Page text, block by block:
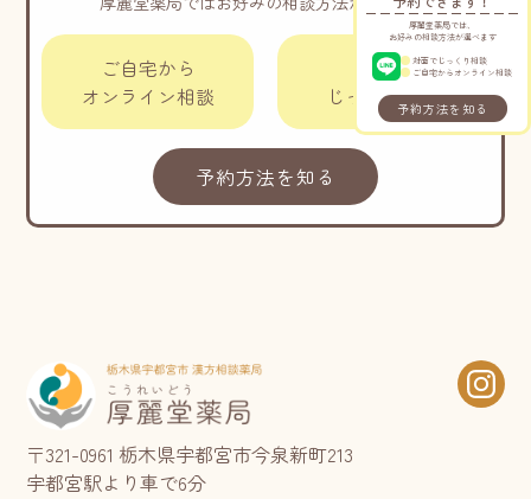
厚麗堂薬局では、
お好みの相談方法が選べます
対面でじっくり相談
ご自宅からオンライン相談
予約方法を知る
ご自宅から
オンライン相談
対面で
じっくり相談
予約方法を知る
〒321-0961 栃木県宇都宮市今泉新町213
宇都宮駅より車で6分